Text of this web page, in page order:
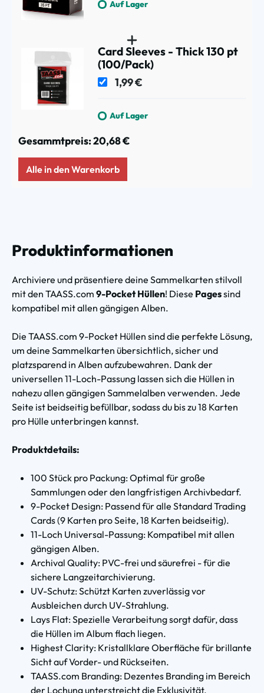
Auf Lager
Card Sleeves - Thick 130 pt
(100/Pack)
1,99 €
Auf Lager
Gesammtpreis:20,68 €
Alle in den Warenkorb
Produktinformationen
Archiviere und präsentiere deine Sammelkarten stilvoll
mit den TAASS.com 9-Pocket Hüllen! Diese Pagessind
kompatibel mit allen gängigen Alben.
Die TAASS.com 9-Pocket Hüllen sind die perfekte Lösung,
um deine Sammelkarten übersichtlich, sicher und
platzsparend in Alben aufzubewahren. Dank der
universellen 11-Loch-Passung lassen sich die Hüllen in
nahezu allen gängigen Sammelalben verwenden. Jede
Seite ist beidseitig befüllbar, sodass du bis zu 18 Karten
pro Hülle unterbringen kannst.
Produktdetails:
100 Stück pro Packung: Optimal für große
Sammlungen oder den langfristigen Archivbedarf.
9-Pocket Design: Passend für alle Standard Trading
Cards (9 Karten pro Seite, 18 Karten beidseitig).
11-Loch Universal-Passung: Kompatibel mit allen
gängigen Alben.
Archival Quality: PVC-frei und säurefrei - für die
sichere Langzeitarchivierung.
UV-Schutz: Schützt Karten zuverlässig vor
Ausbleichen durch UV-Strahlung.
Lays Flat: Spezielle Verarbeitung sorgt dafür, dass
die Hüllen im Album flach liegen.
Highest Clarity: Kristallklare Oberfläche für brillante
Sicht auf Vorder- und Rückseiten.
TAASS.com Branding: Dezentes Branding im Bereich
der Lochung unterstreicht die Exklusivität.